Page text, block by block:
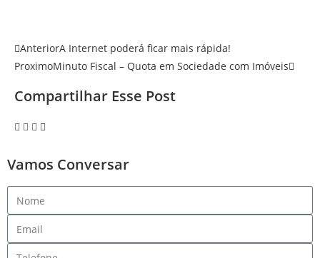
AnteriorA Internet poderá ficar mais rápida!
ProximoMinuto Fiscal – Quota em Sociedade com Imóveis
Compartilhar Esse Post
Vamos Conversar